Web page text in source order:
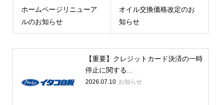
ホームページリニューア
ルのお知らせ
オイル交換価格改定のお
知らせ
【重要】クレジットカード決済の一時
停止に関する...
2026.07.10 お知らせ